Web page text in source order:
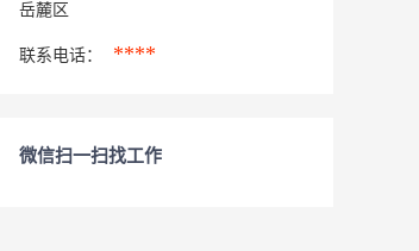
岳麓区
联系电话： ****
微信扫一扫找工作